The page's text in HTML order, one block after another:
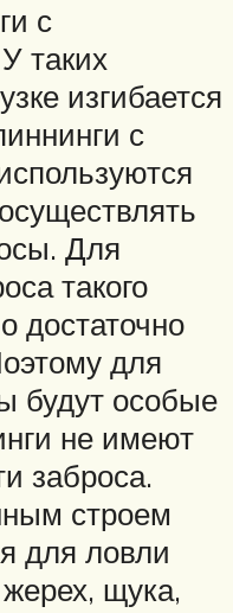
с
таких
изгибается
с
Для
такого
достаточно
для
будут особые
не имеют
заброса.
строем
для ловли
щука,